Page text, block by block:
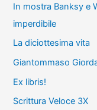
In mostra Banksy e
imperdibile
La diciottesima vita
Giantommaso
Ex libris!
Scrittura Veloce 3X